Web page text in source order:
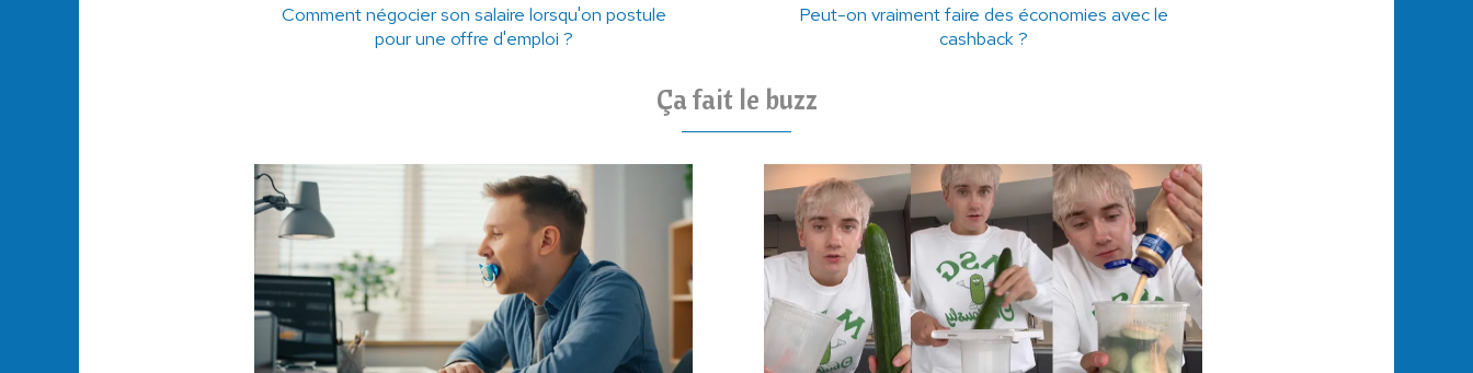
Comment négocier son salaire lorsqu'on postule
pour une offre d'emploi ?
Peut-on vraiment faire des économies avec le
cashback ?
Ça fait le buzz